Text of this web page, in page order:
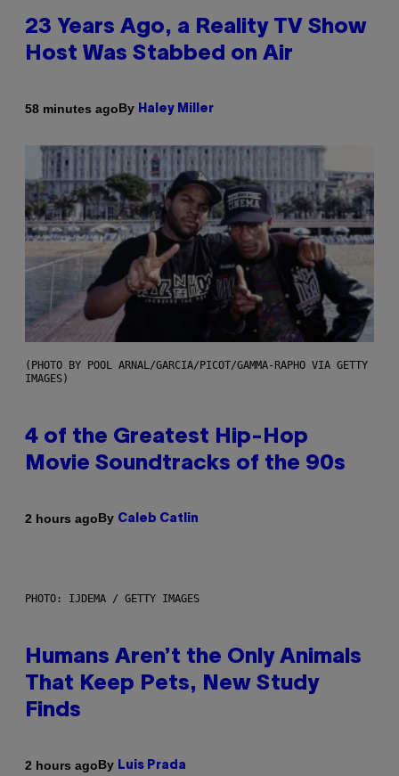
23 Years Ago, a Reality TV Show
Host Was Stabbed on Air
58 minutes agoBy Haley Miller
(PHOTO BY POOL ARNAL/GARCIA/PICOT/GAMMA-RAPHO VIA GETTY
IMAGES)
4 of the Greatest Hip-Hop
Movie Soundtracks of the 90s
2 hours agoBy Caleb Catlin
PHOTO: IJDEMA / GETTY IMAGES
Humans Aren’t the Only Animals
That Keep Pets, New Study
Finds
2 hours agoBy Luis Prada